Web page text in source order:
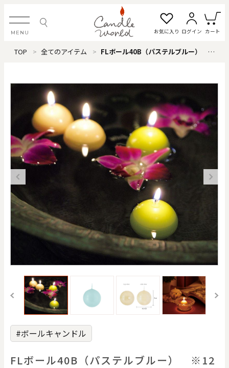
MENU お気に入り ログイン カート
ログイン・新規会員登録
お気に入り一覧 カートを見る
すべてのアイテム
カテゴリから探す
#タグから探す
価格で探す
20000
円
クリア
色で探す
TOP 全てのアイテム FLボール40B（パステルブルー） ※12個単位
#ボールキャンドル
FLボール40B（パステルブルー） ※12